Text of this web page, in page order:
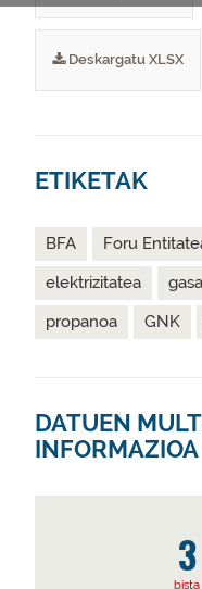
Deskargatu XLSX
ETIKETAK
BFA Foru
elektrizitatea
gasa
propanoa
GNK
DATUEN
INFORMAZIOA
3
bista